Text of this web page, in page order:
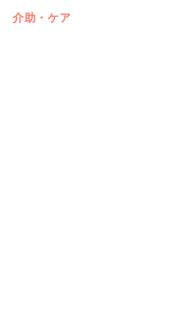
介助・ケア